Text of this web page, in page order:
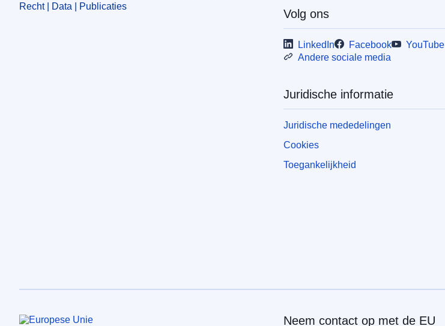
Recht | Data | Publicaties
Volg ons
LinkedIn Facebook
YouTube
Andere sociale media
Juridische informatie
Juridische mededelingen
Cookies
Toegankelijkheid
Europese Unie Neem contact op met de EU